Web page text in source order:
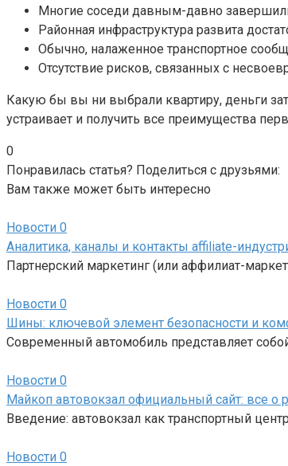
Многие соседи давным-давно
Районная инфраструктура развита
Обычно, налаженное транспортное
Отсутствие рисков, связанных с
Какую бы вы ни выбрали квартиру, деньги
устраивает и получить все преимущества
0
Понравилась статья? Поделиться с друзьями:
Вам также может быть интересно
Новости 0
Аналитика, каналы и контакты affiliate-
Партнерский маркетинг (или аффилиат-
Новости 0
Шины: ключевой элемент безопасности и
Современный автомобиль представляет
Новости 0
Майкоп автовокзал официальный сайт: все о
Введение: автовокзал как транспортный
Новости 0